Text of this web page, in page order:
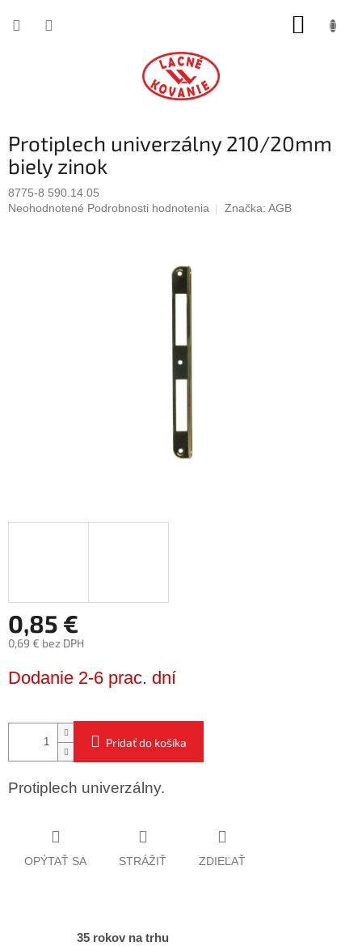
Protiplech univerzálny 210/20mm
biely zinok
8775-8 590.14.05
Priemerné
Neohodnotené Podrobnosti hodnotenia Značka: AGB
0,85 €
0,69 € bez DPH
cena:
Dodanie 2-6 prac. dní
Pridať do košíka
Protiplech univerzálny.
OPÝTAŤ SA STRÁŽIŤ ZDIEĽAŤ
35 rokov na trhu